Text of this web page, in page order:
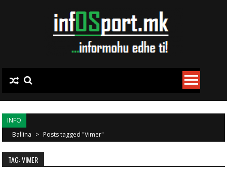
INFO
Ballina > Posts tagged "Vimer"
TAG: VIMER